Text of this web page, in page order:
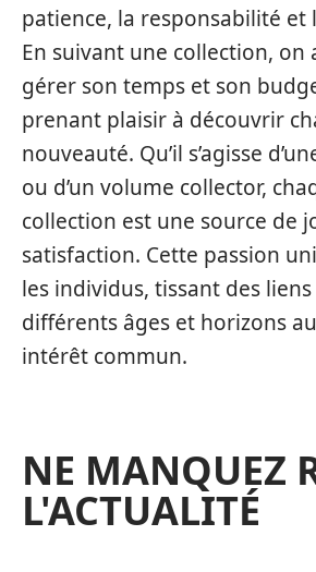
patience, la responsabilité et
En suivant une collection, on
gérer son temps et son
prenant plaisir à découvrir
nouveauté. Qu’il s’agisse
ou d’un volume collector,
collection est une source de
satisfaction. Cette passion
les individus, tissant des
différents âges et horizons
intérêt commun.
NE MANQUEZ
L'ACTUALITÉ